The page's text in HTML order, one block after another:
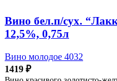
Вино бел.п/сух.
12,5%, 0,75л
Вино молодое 4032
1419 ₽